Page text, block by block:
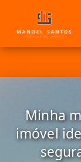
Minha
imóvel